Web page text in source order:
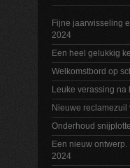
Fijne jaarwisseling
2024
Een heel gelukkig
Welkomstbord op
Leuke verassing na
Nieuwe reclamezuil
Onderhoud
Een nieuw ontwerp.
2024